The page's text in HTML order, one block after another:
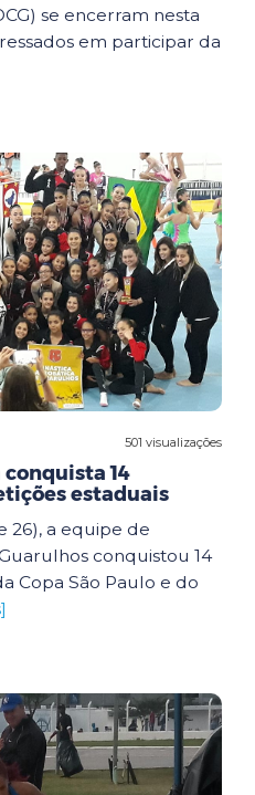
se encerram nesta
em participar da
501 visualizações
14
estaduais
26), a equipe de
conquistou 14
Copa São Paulo e do